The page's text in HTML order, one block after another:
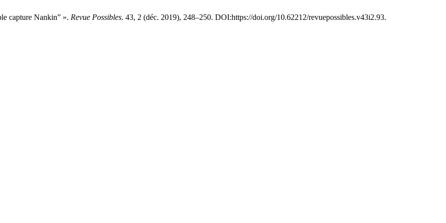
capture Nankin” ». Revue Possibles. 43, 2 (déc. 2019), 248–250. DOI:https://doi.org/10.62212/revuepossibles.v43i2.93.